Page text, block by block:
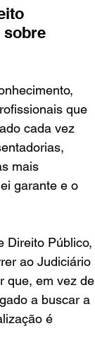
sobre
que
cada vez
mais
garante e o
Direito Público,
ao Judiciário
que, em vez de
a buscar a
é